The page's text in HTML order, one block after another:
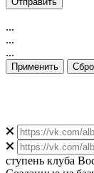
...
...
...
Применить
ступень клуба